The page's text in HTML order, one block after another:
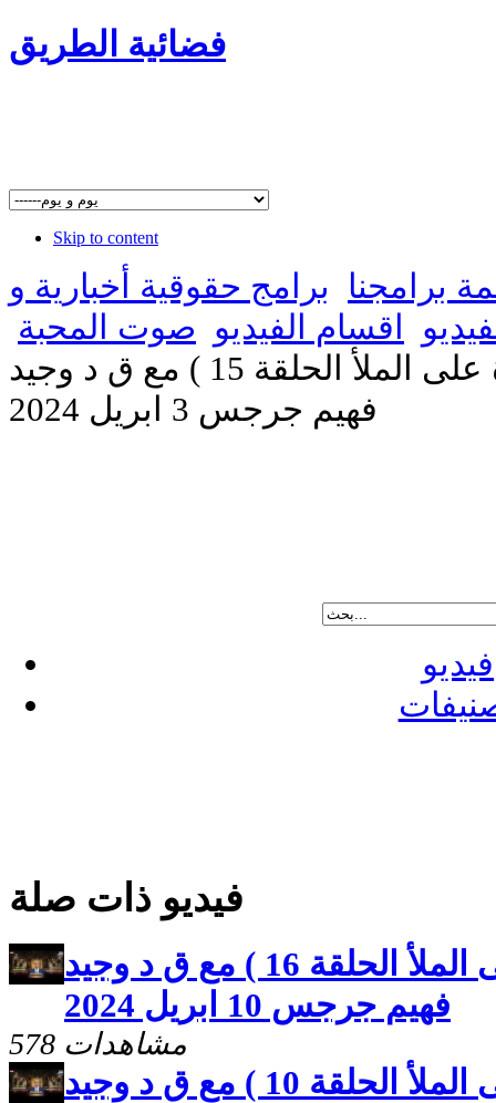
فضائية الطريق
Skip to content
برامجنا
برامج حقوقية أخبارية و
اقسام الفيديو صوت المحبة
صوت المحبة ( البشارة على الملأ الحلقة 15 ) مع ق د وجيد
فهيم جرجس 3 ابريل 2024
فيديو
فيديو ذات صلة
صوت المحبة ( البشارة على الملأ الحلقة 16 ) مع ق د وجيد
فهيم جرجس 10 ابريل 2024
578 مشاهدات
صوت المحبة ( البشارة على الملأ الحلقة 10 ) مع ق د وجيد